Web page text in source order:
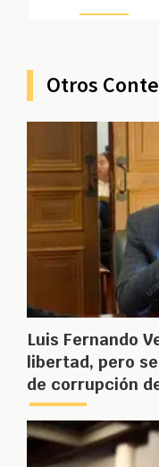
Otros
Luis Fernando
libertad, pero
de corrupción